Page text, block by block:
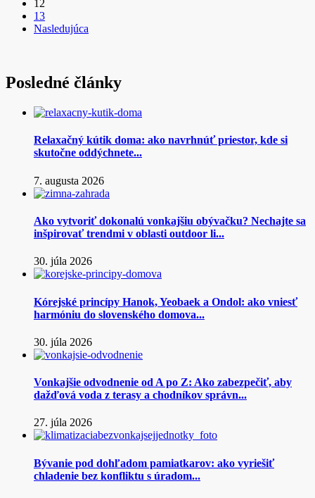
12
13
Nasledujúca
Posledné články
Relaxačný kútik doma: ako navrhnúť priestor, kde si
skutočne oddýchnete...
7. augusta 2026
Ako vytvoriť dokonalú vonkajšiu obývačku? Nechajte sa
inšpirovať trendmi v oblasti outdoor li...
30. júla 2026
Kórejské princípy Hanok, Yeobaek a Ondol: ako vniesť
harmóniu do slovenského domova...
30. júla 2026
Vonkajšie odvodnenie od A po Z: Ako zabezpečiť, aby
dažďová voda z terasy a chodníkov správn...
27. júla 2026
Bývanie pod dohľadom pamiatkarov: ako vyriešiť
chladenie bez konfliktu s úradom...